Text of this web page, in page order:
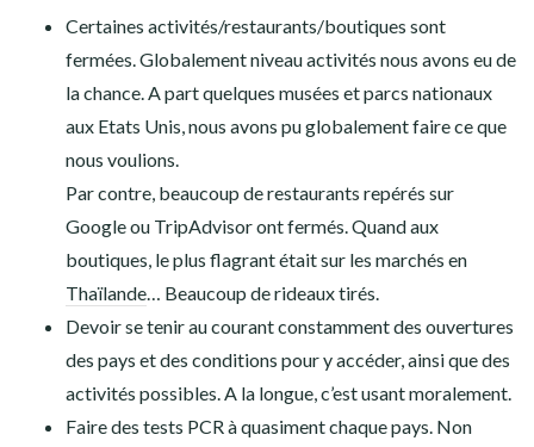
Certaines activités/restaurants/boutiques sont
fermées. Globalement niveau activités nous avons eu de
la chance. A part quelques musées et parcs nationaux
aux Etats Unis, nous avons pu globalement faire ce que
nous voulions.
Par contre, beaucoup de restaurants repérés sur
Google ou TripAdvisor ont fermés. Quand aux
boutiques, le plus flagrant était sur les marchés en
Thaïlande… Beaucoup de rideaux tirés.
Devoir se tenir au courant constamment des ouvertures
des pays et des conditions pour y accéder, ainsi que des
activités possibles. A la longue, c’est usant moralement.
Faire des tests PCR à quasiment chaque pays. Non